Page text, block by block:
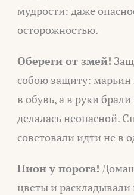
мудрости: даже
осторожностью.
Обереги от змей!
собою защиту: марьин
в обувь, а в руки
делалась неопасной.
советовали идти не в
Пион у порога!
цветы и